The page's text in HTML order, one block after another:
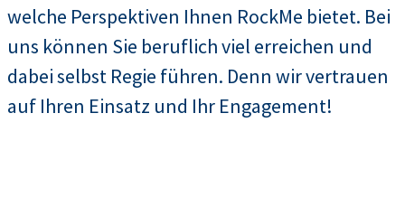
welche Perspektiven Ihnen RockMe bietet. Bei
uns können Sie beruflich viel erreichen und
dabei selbst Regie führen. Denn wir vertrauen
auf Ihren Einsatz und Ihr Engagement!